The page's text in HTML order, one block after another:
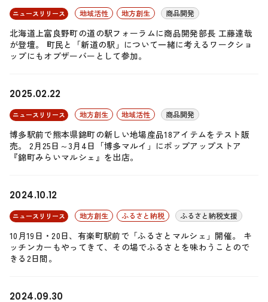
ニュースリリース 地域活性 地方創生 商品開発
北海道上富良野町の道の駅フォーラムに商品開発部長 工藤達哉
が登壇。 町民と「新道の駅」について一緒に考えるワークショ
ップにもオブザーバーとして参加。
2025.02.22
ニュースリリース 地方創生 地域活性 商品開発
博多駅前で熊本県錦町の新しい地場産品18アイテムをテスト販
売。 2月25日～3月4日「博多マルイ」にポップアップストア
『錦町みらいマルシェ』を出店。
2024.10.12
ニュースリリース 地方創生 ふるさと納税 ふるさと納税支援
10月19日・20日、有楽町駅前で「ふるさとマルシェ」開催。 キ
ッチンカーもやってきて、その場でふるさとを味わうことので
きる2日間。
2024.09.30